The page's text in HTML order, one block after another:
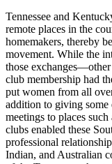
Tennessee and
remote places in the
homemakers, thereby
movement. While the
those
club membership had
put women from all
addition to giving
meetings to places
clubs enabled these
professional
Indian, and Australian